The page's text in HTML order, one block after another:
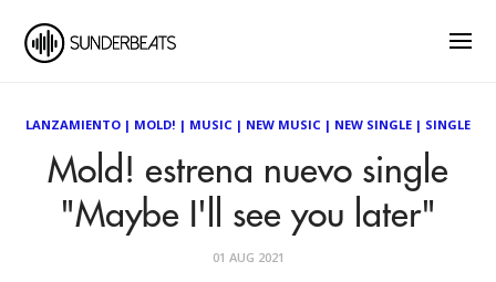
LANZAMIENTO | MOLD! | MUSIC | NEW MUSIC | NEW SINGLE | SINGLE
Mold! estrena nuevo single
"Maybe I'll see you later"
01 AUG 2021